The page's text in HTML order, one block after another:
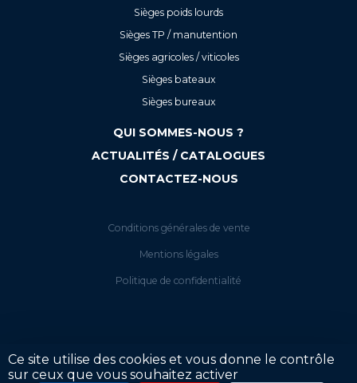
Sièges poids lourds
Sièges TP / manutention
Sièges agricoles / viticoles
Sièges bateaux
Sièges bureaux
QUI SOMMES-NOUS ?
ACTUALITÉS / CATALOGUES
CONTACTEZ-NOUS
Conditions générales de vente
Mentions légales
Politique de confidentialité
Ce site utilise des cookies et vous donne le contrôle
sur ceux que vous souhaitez activer